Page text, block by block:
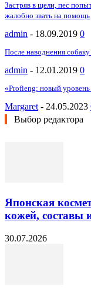
Застряв в щели, пес
жалобно звать на помощь
admin - 18.09.2019 0
После наводнения
admin - 12.01.2019 0
«Profieng: новый уровень
Margaret - 24.05.2023
Выбор редактора
Японская
кожей, составы
30.07.2026